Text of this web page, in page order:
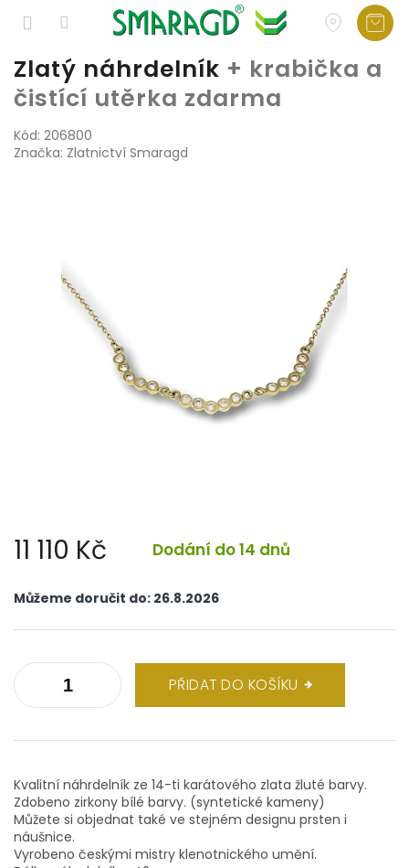
Přejít
na
obsah
Zlatý náhrdelník + krabička a
čistící utěrka zdarma
Kód: 206800
Značka: Zlatnictví Smaragd
11 110 Kč Dodání do 14 dnů
cena:
Můžeme doručit do: 26.8.2026
PŘIDAT DO KOŠÍKU
Kvalitní náhrdelník ze 14-ti karátového zlata žluté barvy.
Zdobeno zirkony bílé barvy. (syntetické kameny)
Můžete si objednat také ve stejném designu prsten i
náušnice.
Vyrobeno českými mistry klenotnického umění.